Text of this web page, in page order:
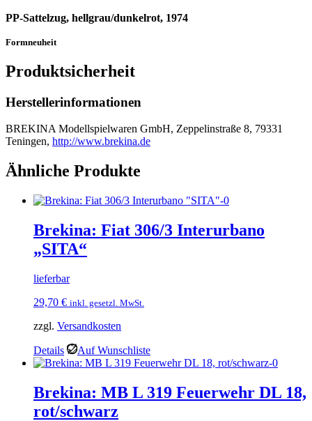
PP-Sattelzug, hellgrau/dunkelrot, 1974
Formneuheit
Produktsicherheit
Herstellerinformationen
BREKINA Modellspielwaren GmbH, Zeppelinstraße 8, 79331
Teningen, http://www.brekina.de
Ähnliche Produkte
Brekina: Fiat 306/3 Interurbano
„SITA“
lieferbar
29,70 € inkl. gesetzl. MwSt.
zzgl. Versandkosten
Details Auf Wunschliste
Brekina: MB L 319 Feuerwehr DL 18,
rot/schwarz